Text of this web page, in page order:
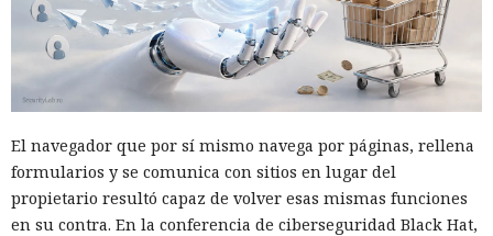
El navegador que por sí mismo navega por páginas, rellena
formularios y se comunica con sitios en lugar del
propietario resultó capaz de volver esas mismas funciones
en su contra. En la conferencia de ciberseguridad Black Hat,